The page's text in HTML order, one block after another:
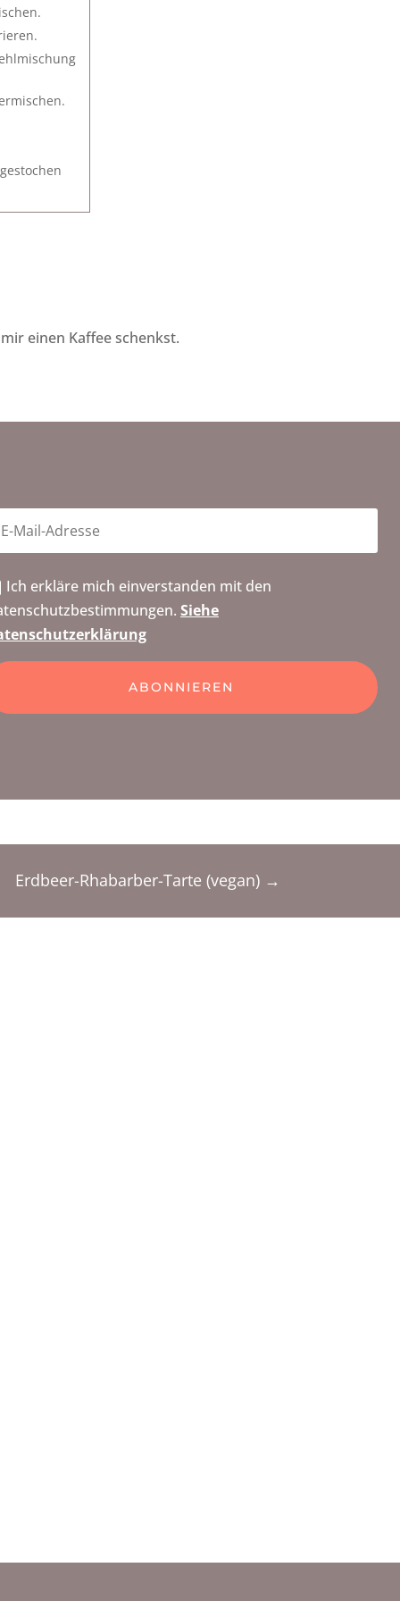
einen Kaffee schenkst.
Ich erkläre mich einverstanden mit den
Siehe
ABONNIEREN
Erdbeer-Rhabarber-Tarte (vegan)→